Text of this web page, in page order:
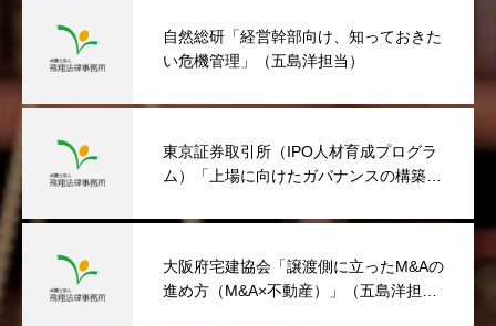
自然総研「経営幹部向け、知っておきた
い危機管理」（五島洋担当）
東京証券取引所（IPO人材育成プログラ
ム）「上場に向けたガバナンスの構築」
大阪府宅建協会「譲渡側に立ったM&Aの
進め方（M&A×不動産）」（五島洋担